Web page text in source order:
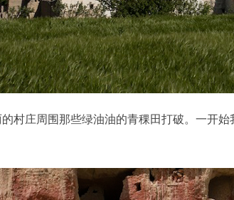
村庄周围那些绿油油的青稞田打破。一开